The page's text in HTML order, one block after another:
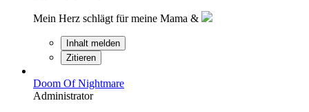
Mein Herz schlägt für meine Mama &
Inhalt melden
Zitieren
Doom Of Nightmare
Administrator